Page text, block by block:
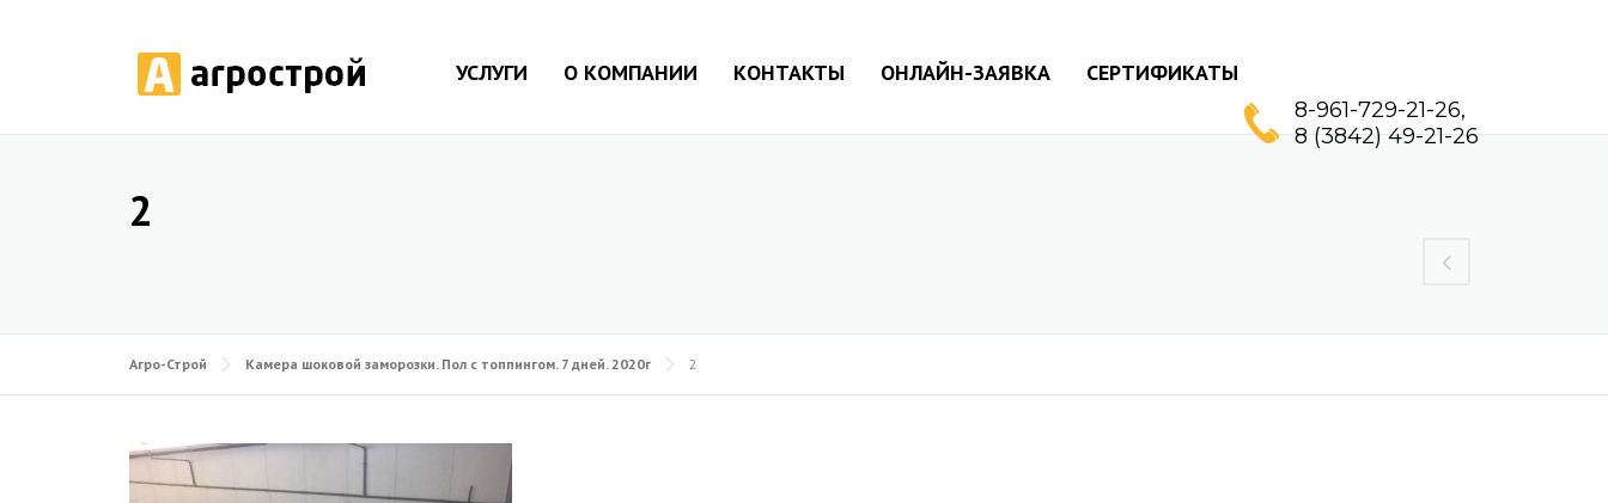
УСЛУГИ О КОМПАНИИ КОНТАКТЫ ОНЛАЙН-ЗАЯВКА СЕРТИФИКАТЫ
8-961-729-21-26,
8 (3842) 49-21-26
2
Агро-Строй Камера шоковой заморозки. Пол с топпингом. 7 дней. 2020г 2